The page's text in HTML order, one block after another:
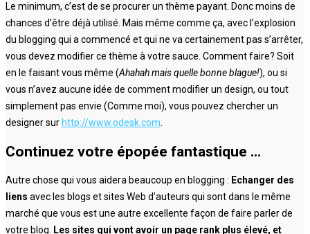
Le minimum, c’est de se procurer un thème payant. Donc moins de
chances d’être déjà utilisé. Mais même comme ça, avec l’explosion
du blogging qui a commencé et qui ne va certainement pas s’arrêter,
vous devez modifier ce thème à votre sauce. Comment faire? Soit
en le faisant vous même (Ahahah mais quelle bonne blague!), ou si
vous n’avez aucune idée de comment modifier un design, ou tout
simplement pas envie (Comme moi), vous pouvez chercher un
designer sur http://www.odesk.com
Continuez votre épopée fantastique …
Autre chose qui vous aidera beaucoup en blogging : Echanger des
liens avec les blogs et sites Web d’auteurs qui sont dans le même
marché que vous est une autre excellente façon de faire parler de
votre blog.
Les sites qui vont avoir un page rank plus élevé, et